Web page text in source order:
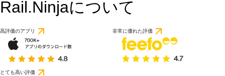
Rail.Ninjaについて
高評価のアプリ 非常に優れた評価
とても高い評価